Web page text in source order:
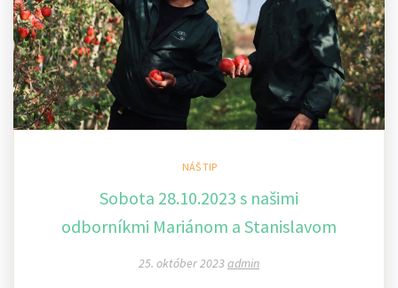
NÁŠ TIP
Sobota 28.10.2023 s našimi
odborníkmi Mariánom a Stanislavom
25. október 2023admin